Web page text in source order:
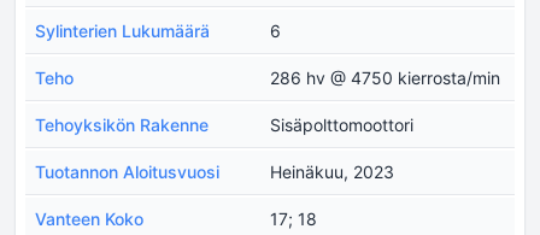
Sylinterien Lukumäärä 6
Teho 286 hv @ 4750 kierrosta/min
Tehoyksikön Rakenne Sisäpolttomoottori
Tuotannon Aloitusvuosi Heinäkuu, 2023
Vanteen Koko 17; 18